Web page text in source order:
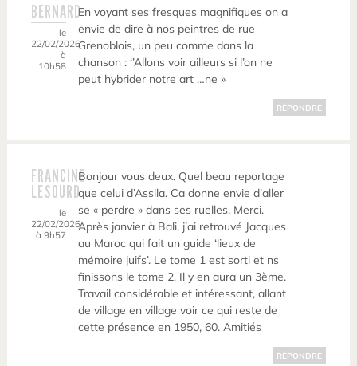
BERNARD
le
22/02/2026
à
10h58
En voyant ses fresques magnifiques on a
envie de dire à nos peintres de rue
Grenoblois, un peu comme dans la
chanson : ‘’Allons voir ailleurs si l’on ne
peut hybrider notre art …ne »
RÉPONDRE
FRANCINE
LESOURD
le
22/02/2026
à 9h57
Bonjour vous deux. Quel beau reportage
que celui d’Assila. Ca donne envie d’aller
se « perdre » dans ses ruelles. Merci.
Après janvier à Bali, j’ai retrouvé Jacques
au Maroc qui fait un guide ‘lieux de
mémoire juifs’. Le tome 1 est sorti et ns
finissons le tome 2. Il y en aura un 3ème.
Travail considérable et intéressant, allant
de village en village voir ce qui reste de
cette présence en 1950, 60. Amitiés
RÉPONDRE